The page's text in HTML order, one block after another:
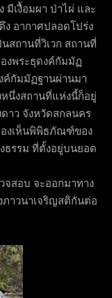
มีเงื้อมผา ป่าไผ่ และ
ง อากาศปลอดโปร่ง
สถานที่วิเวก สถานที่
งพระธุดงค์กัมมัฏ
ค์กัมมัฏฐานผ่านมา
นึ่งสถานที่แห่งนี้ก็อยู่
าว จังหวัดสกลนคร
องเห็นพิพิธภัณฑ์ของ
ธรรม ที่ตั้งอยู่บนยอด
สอบ จะออกมาทาง
าวนาเจริญสติกันต่อ